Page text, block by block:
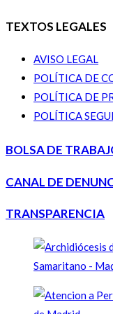
TEXTOS LEGALES
AVISO LEGAL
POLÍTICA DE
POLÍTICA DE
POLÍTICA
BOLSA DE
CANAL DE
TRANSPARENCIA